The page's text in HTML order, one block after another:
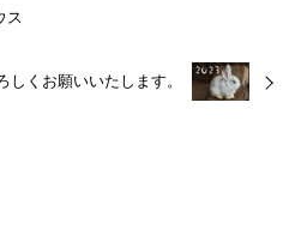
ス
しくお願いいたします。